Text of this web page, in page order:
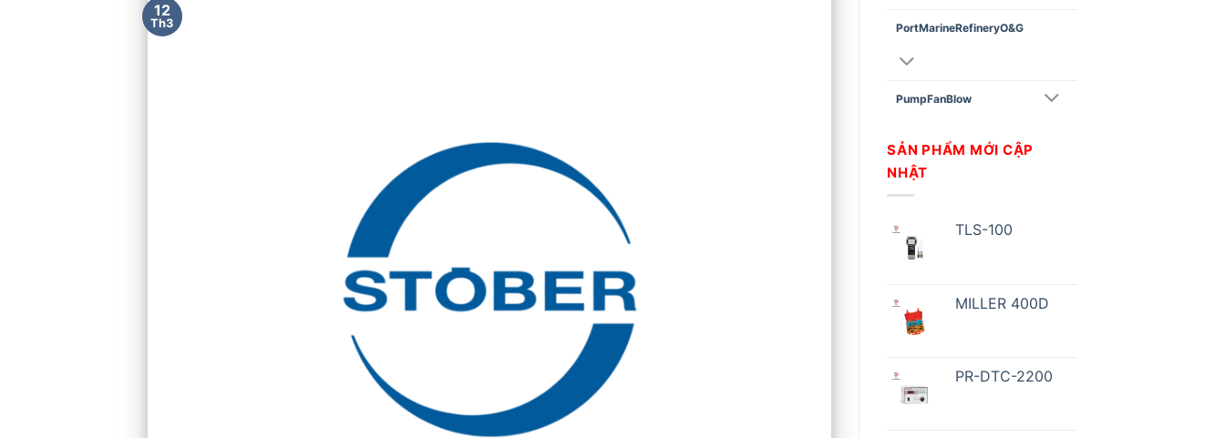
12
Th3 PortMarineRefineryO&G
PumpFanBlow
SẢN PHẨM MỚI CẬP
NHẬT
TLS-100
MILLER 400D
PR-DTC-2200